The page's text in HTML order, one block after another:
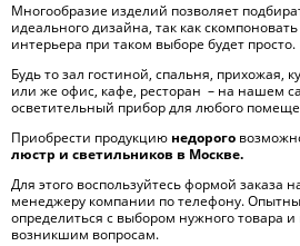
Многообразие изделий позволяет
идеального дизайна, так как
интерьера при таком выборе будет просто.
Будь то зал гостиной, спальня, прихожая,
или же офис, кафе, ресторан – на нашем
осветительный прибор для любого
Приобрести продукцию недорого
люстр и светильников в Москве.
Для этого воспользуйтесь формой заказа
менеджеру компании по телефону.
определиться с выбором нужного товара
возникшим вопросам.